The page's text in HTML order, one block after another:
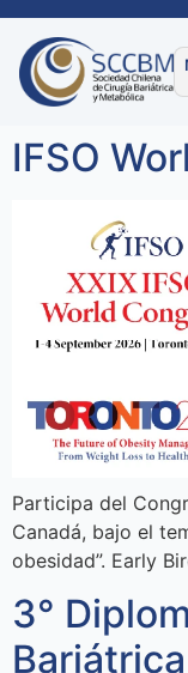
IFSO
Participa del
Canadá, bajo el
obesidad”. Early
3°